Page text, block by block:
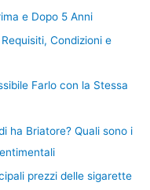
e Dopo 5 Anni
Condizioni e
Farlo con la Stessa
ha Briatore? Quali sono i
prezzi delle sigarette